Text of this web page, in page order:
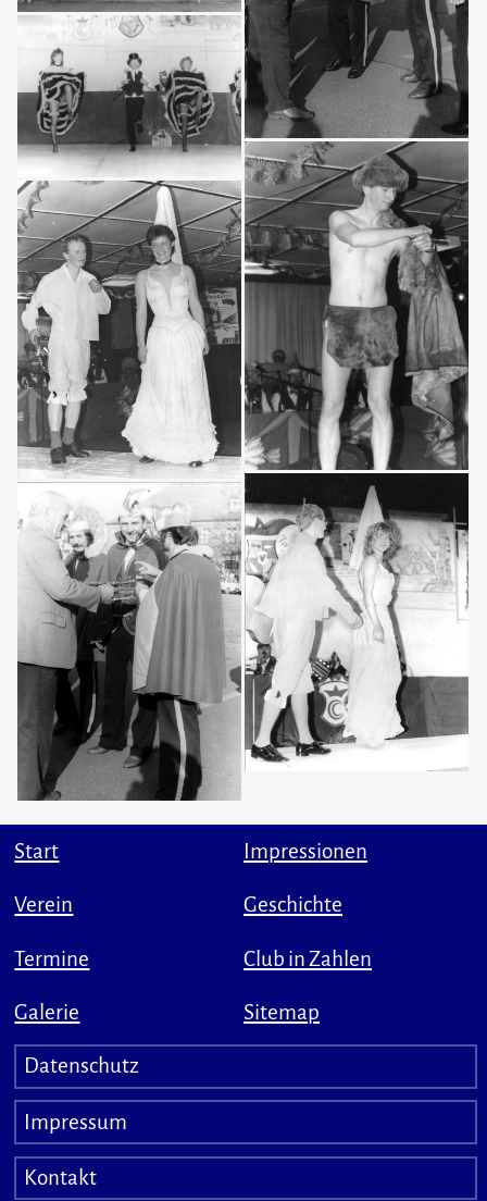
Start
Verein
Termine
Galerie
Impressionen
Geschichte
Club in Zahlen
Sitemap
Datenschutz
Impressum
Kontakt